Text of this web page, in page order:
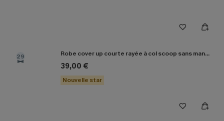
29 Robe cover up courte rayée à col scoop sans manches
39,00 €
Nouvelle star